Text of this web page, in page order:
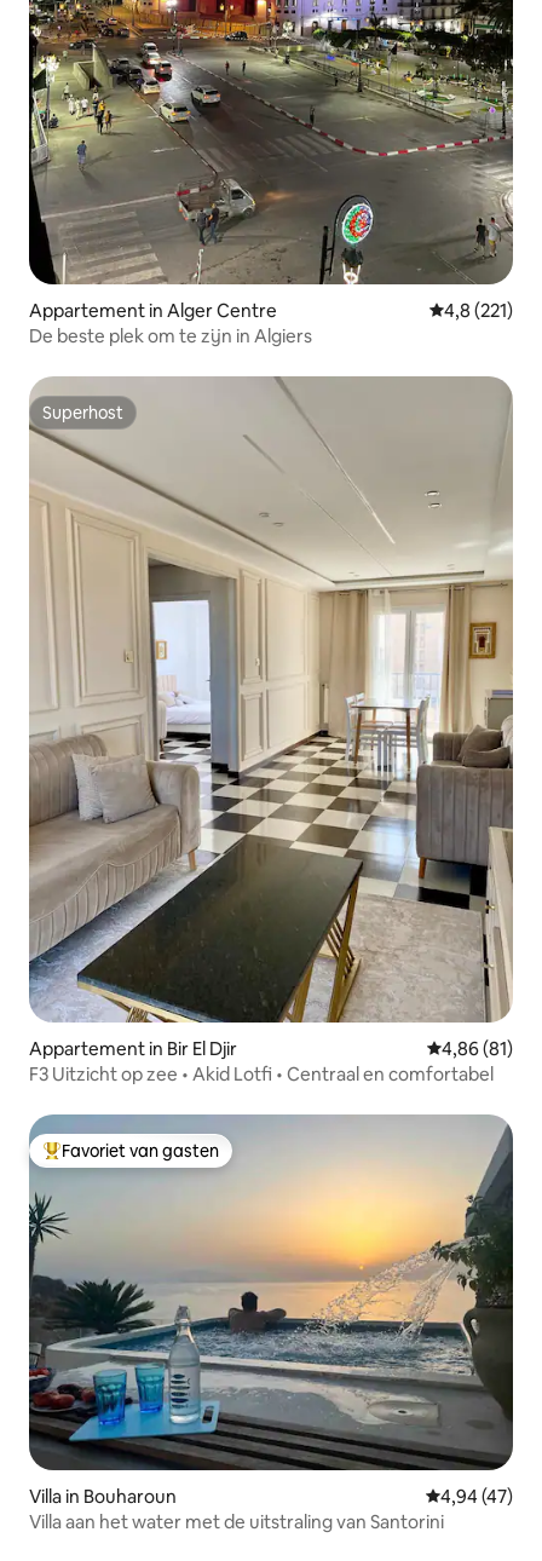
Appartement in Alger Centre Gemiddelde
4,8 (221)
De beste plek om te zijn in Algiers
Superhost
Superhost
Appartement in Bir El Djir Gemiddelde
4,86 (81)
F3 Uitzicht op zee • Akid Lotfi • Centraal en comfortabel
Topfavoriet van gasten
Favoriet van gasten
Villa in Bouharoun Gemiddelde
4,94 (47)
Villa aan het water met de uitstraling van Santorini